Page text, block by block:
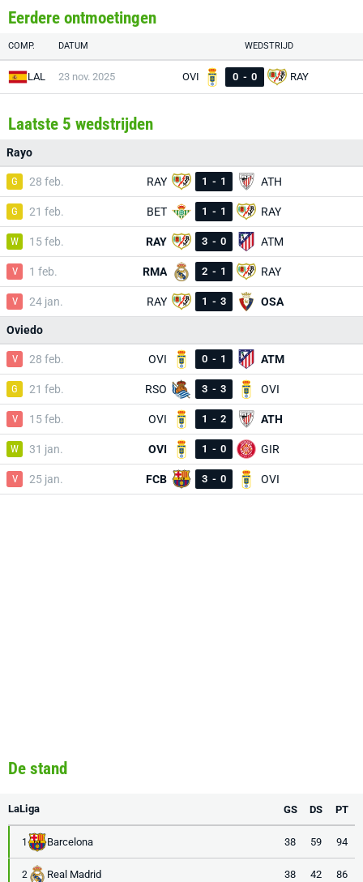
Eerdere ontmoetingen
COMP. DATUM WEDSTRIJD
LAL 23 nov. 2025 OVI 0 - 0 RAY
Laatste 5 wedstrijden
Rayo
G 28 feb. RAY 1 - 1 ATH
G 21 feb. BET 1 - 1 RAY
W 15 feb. RAY 3 - 0 ATM
V 1 feb. RMA 2 - 1 RAY
V 24 jan. RAY 1 - 3 OSA
Oviedo
V 28 feb. OVI 0 - 1 ATM
G 21 feb. RSO 3 - 3 OVI
V 15 feb. OVI 1 - 2 ATH
W 31 jan. OVI 1 - 0 GIR
V 25 jan. FCB 3 - 0 OVI
De stand
LaLiga GS DS PT
1 Barcelona 38 59 94
2 Real Madrid 38 42 86